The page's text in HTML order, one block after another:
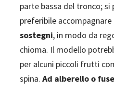
parte bassa del tronco;
preferibile accompagnare
sostegni, in modo da
chioma. Il modello
per alcuni piccoli frutti
spina. Ad alberello o